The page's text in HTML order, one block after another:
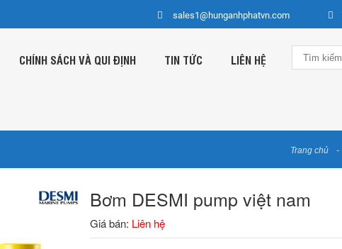
sales1@hunganhphatvn.com
CHÍNH SÁCH VÀ QUI ĐỊNH TIN TỨC LIÊN HỆ
Trang chủ
Bơm DESMI pump việt nam
Giá bán: Liên hệ